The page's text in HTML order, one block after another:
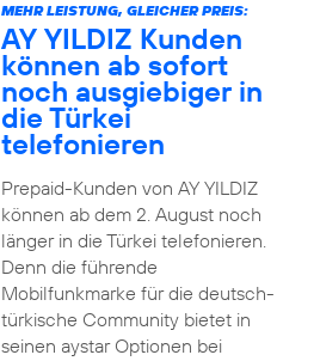
MEHR LEISTUNG, GLEICHER PREIS:
AY YILDIZ Kunden
können ab sofort
noch ausgiebiger in
die Türkei
telefonieren
Prepaid-Kunden von AY YILDIZ
können ab dem 2. August noch
länger in die Türkei telefonieren.
Denn die führende
Mobilfunkmarke für die deutsch-
türkische Community bietet in
seinen aystar Optionen bei